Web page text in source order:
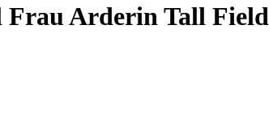
Frau Arderin Tall Field